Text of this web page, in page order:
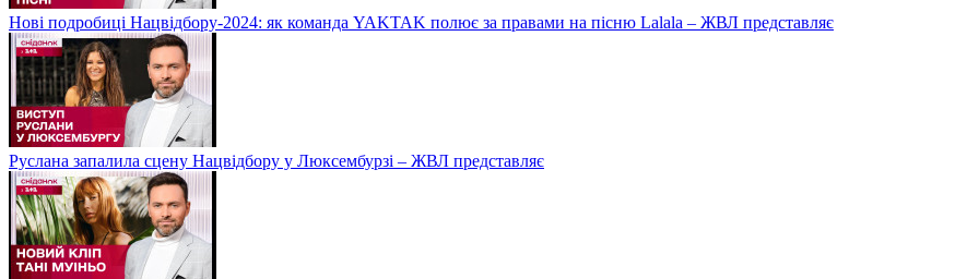
Нові подробиці Нацвідбору-2024: як команда YAKTAK полює за правами на пісню Lalala – ЖВЛ представляє
Руслана запалила сцену Нацвідбору у Люксембурзі – ЖВЛ представляє